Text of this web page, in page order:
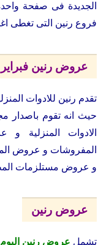
الجديدة فى صفحة
فروع رنين التى تغطى
عروض رنين فبراير 2023
تقدم رنين للادوات
حيث انه تقوم
الادوات المنزلية
المفروشات و عروض
و عروض مستلزمات
عروض رنين
تشمل عروض رنين اليوم